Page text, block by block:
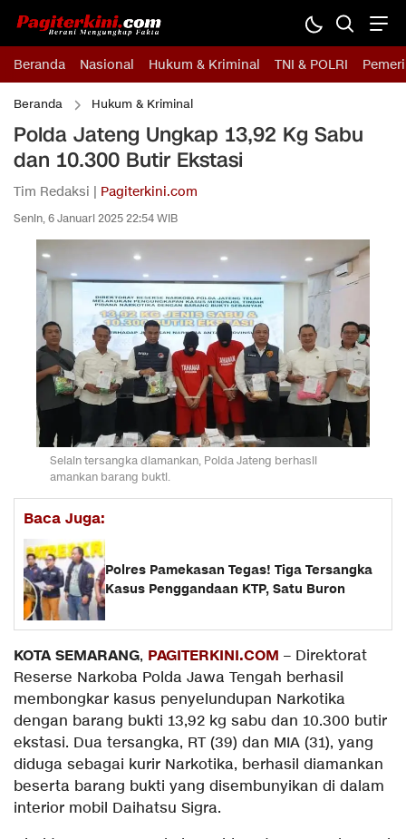
Beranda Nasional Hukum & Kriminal TNI & POLRI
Beranda Hukum & Kriminal
Polda Jateng Ungkap 13,92 Kg Sabu
dan 10.300 Butir Ekstasi
Tim Redaksi | Pagiterkini.com
Senin, 6 Januari 2025 22:54 WIB
Selain tersangka diamankan, Polda Jateng berhasil
amankan barang bukti.
Baca Juga:
Polres Pamekasan Tegas! Tiga Tersangka
Kasus Penggandaan KTP, Satu Buron
KOTA SEMARANG, PAGITERKINI.COM – Direktorat
Reserse Narkoba Polda Jawa Tengah berhasil
membongkar kasus penyelundupan Narkotika
dengan barang bukti 13,92 kg sabu dan 10.300 butir
ekstasi. Dua tersangka, RT (39) dan MIA (31), yang
diduga sebagai kurir Narkotika, berhasil diamankan
beserta barang bukti yang disembunyikan di dalam
interior mobil Daihatsu Sigra.